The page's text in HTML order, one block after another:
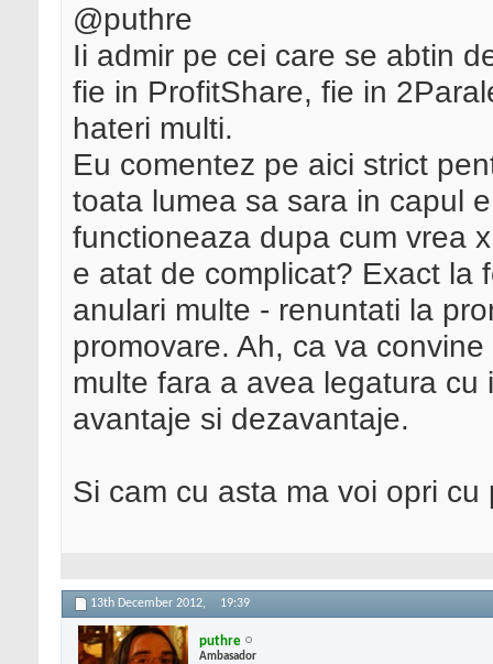
@puthre
Ii admir pe cei care se abtin
fie in ProfitShare, fie in
hateri multi.
Eu comentez pe aici strict
toata lumea sa sara in capul
functioneaza dupa cum vrea
e atat de complicat? Exact la
anulari multe - renuntati la
promovare. Ah, ca va
multe fara a avea legatura
avantaje si dezavantaje.
Si cam cu asta ma voi opri cu
13th December 2012, 19:39
puthre
Ambasador